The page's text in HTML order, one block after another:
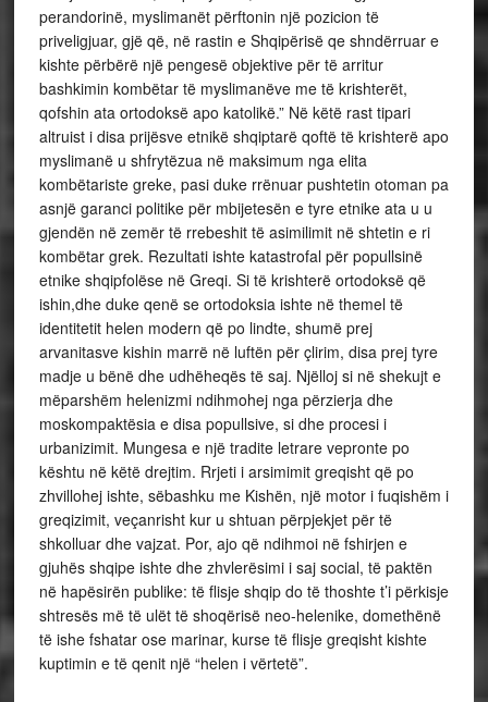
perandorinë, myslimanët përftonin një pozicion të
priveligjuar, gjë që, në rastin e Shqipërisë qe shndërruar e
kishte përbërë një pengesë objektive për të arritur
bashkimin kombëtar të myslimanëve me të krishterët,
qofshin ata ortodoksë apo katolikë.” Në këtë rast tipari
altruist i disa prijësve etnikë shqiptarë qoftë të krishterë apo
myslimanë u shfrytëzua në maksimum nga elita
kombëtariste greke, pasi duke rrënuar pushtetin otoman pa
asnjë garanci politike për mbijetesën e tyre etnike ata u u
gjendën në zemër të rrebeshit të asimilimit në shtetin e ri
kombëtar grek. Rezultati ishte katastrofal për popullsinë
etnike shqipfolëse në Greqi. Si të krishterë ortodoksë që
ishin,dhe duke qenë se ortodoksia ishte në themel të
identitetit helen modern që po lindte, shumë prej
arvanitasve kishin marrë në luftën për çlirim, disa prej tyre
madje u bënë dhe udhëheqës të saj. Njëlloj si në shekujt e
mëparshëm helenizmi ndihmohej nga përzierja dhe
moskompaktësia e disa popullsive, si dhe procesi i
urbanizimit. Mungesa e një tradite letrare vepronte po
kështu në këtë drejtim. Rrjeti i arsimimit greqisht që po
zhvillohej ishte, sëbashku me Kishën, një motor i fuqishëm i
greqizimit, veçanrisht kur u shtuan përpjekjet për të
shkolluar dhe vajzat. Por, ajo që ndihmoi në fshirjen e
gjuhës shqipe ishte dhe zhvlerësimi i saj social, të paktën
në hapësirën publike: të flisje shqip do të thoshte t’i përkisje
shtresës më të ulët të shoqërisë neo-helenike, domethënë
të ishe fshatar ose marinar, kurse të flisje greqisht kishte
kuptimin e të qenit një “helen i vërtetë”.